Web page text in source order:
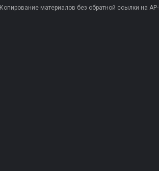
Копирование материалов без обратной ссылки на